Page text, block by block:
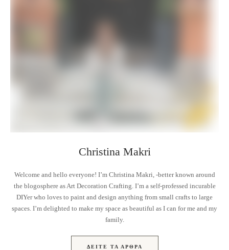
Christina Makri
Welcome and hello everyone! I’m Christina Makri, -better known around
the blogosphere as Art Decoration Crafting. I’m a self-professed incurable
DIYer who loves to paint and design anything from small crafts to large
spaces. I’m delighted to make my space as beautiful as I can for me and my
family.
ΔΕΊΤΕ ΤΑ ΆΡΘΡΑ